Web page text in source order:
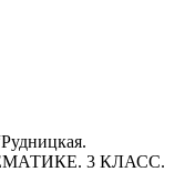
3 КЛАСС.